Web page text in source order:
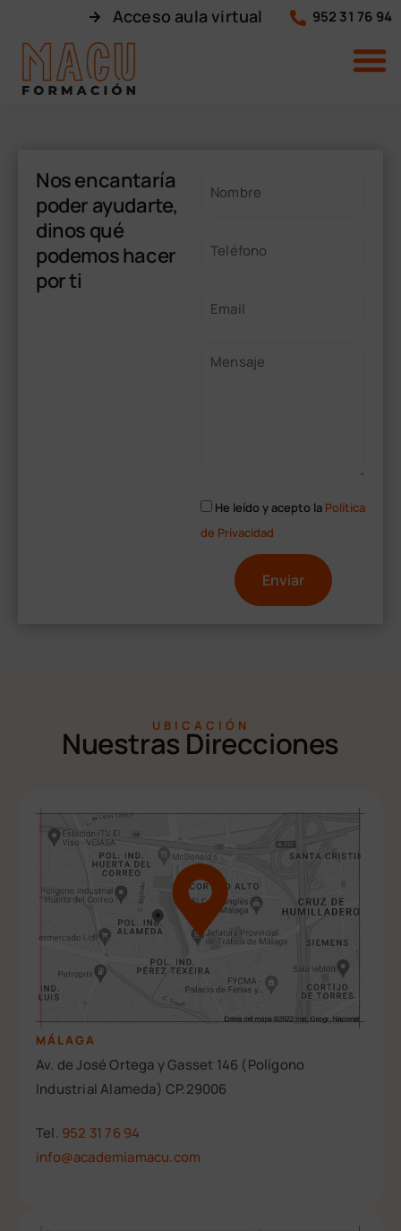
Acceso aula virtual 952 31 76 94
Nos encantaría
poder ayudarte,
dinos qué
podemos hacer
por ti
He leído y acepto la Política
de Privacidad
n
i
e
:
UBICACIÓN
Nuestras Direcciones
MÁLAGA
Av. de José Ortega y Gasset 146 (Polígono
Industrial Alameda) CP.29006
Tel. 952 31 76 94
info@academiamacu.com